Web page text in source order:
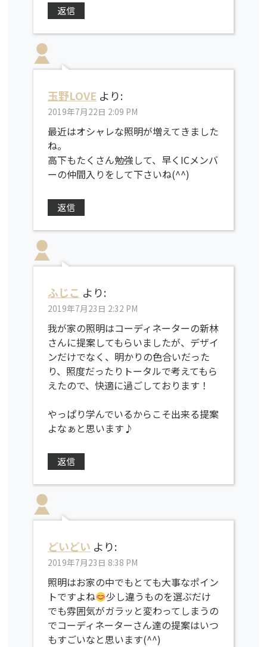
返信
玉野LOVE より:
2019年7月22日 2:09 PM
最近はオシャレな照明が増えてきました
ね。
高下もたくさん勉強して、早くICメンバ
ーの仲間入りをして下さいね(^^)
返信
ふじこ より:
2019年7月23日 2:32 PM
我が家の照明はコーディネーターの新林
さんに提案してもらいましたが、デザイ
ンだけでなく、明かりの色合いだった
り、照度だったりトータルで考えてもら
えたので、快適に過ごしております！
やっぱり学んでいるからこそ出来る提案
よなぁと思います♪
返信
どいどい より:
2019年7月23日 8:38 PM
照明はお家の中でもとても大事なポイン
トですよね
少し違うものを選ぶだけ
でも雰囲気がガラッと変わってしまうの
でコーディネーターさん達の提案はいつ
もすごいなと思います(^^)